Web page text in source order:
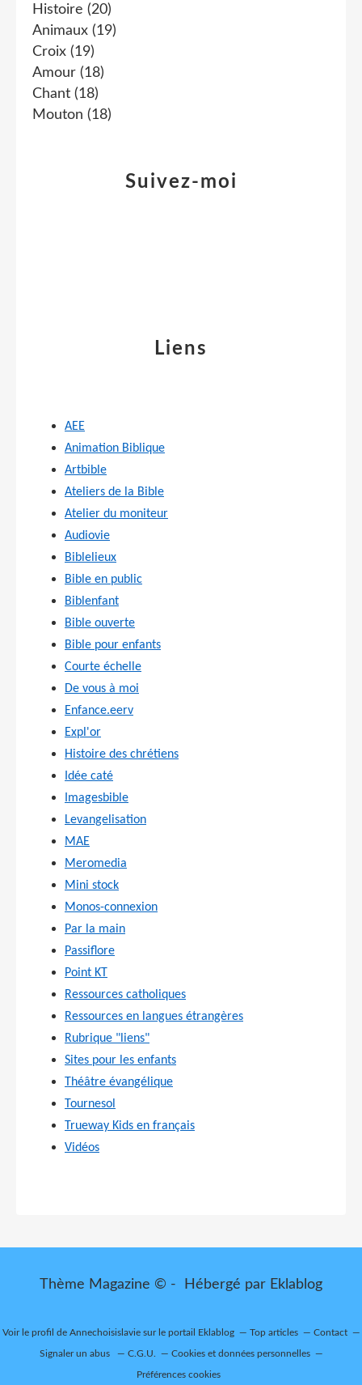
Histoire (20)
Animaux (19)
Croix (19)
Amour (18)
Chant (18)
Mouton (18)
Suivez-moi
Liens
AEE
Animation Biblique
Artbible
Ateliers de la Bible
Atelier du moniteur
Audiovie
Biblelieux
Bible en public
Biblenfant
Bible ouverte
Bible pour enfants
Courte échelle
De vous à moi
Enfance.eerv
Expl'or
Histoire des chrétiens
Idée caté
Imagesbible
Levangelisation
MAE
Meromedia
Mini stock
Monos-connexion
Par la main
Passiflore
Point KT
Ressources catholiques
Ressources en langues étrangères
Rubrique "liens"
Sites pour les enfants
Théâtre évangélique
Tournesol
Trueway Kids en français
Vidéos
Thème Magazine © - Hébergé par Eklablog
Voir le profil de Annechoisislaviesur le portail Eklablog Top articles Contact
Signaler un abus C.G.U. Cookies et données personnelles
Préférences cookies